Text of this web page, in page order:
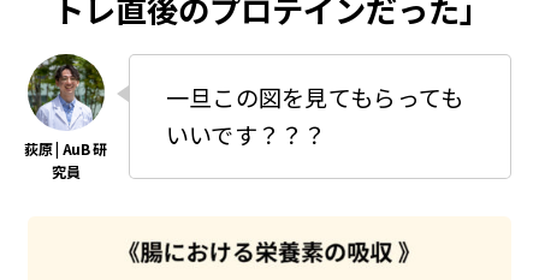
トレ直後のプロテインだった」
一旦この図を見てもらっても
いいです？？？